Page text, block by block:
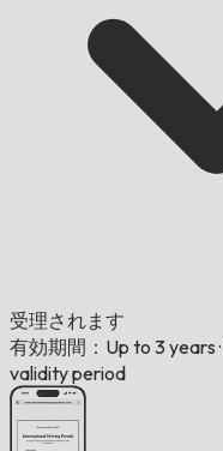
受理されます
有効期間：Up to 3 years ·
validity period